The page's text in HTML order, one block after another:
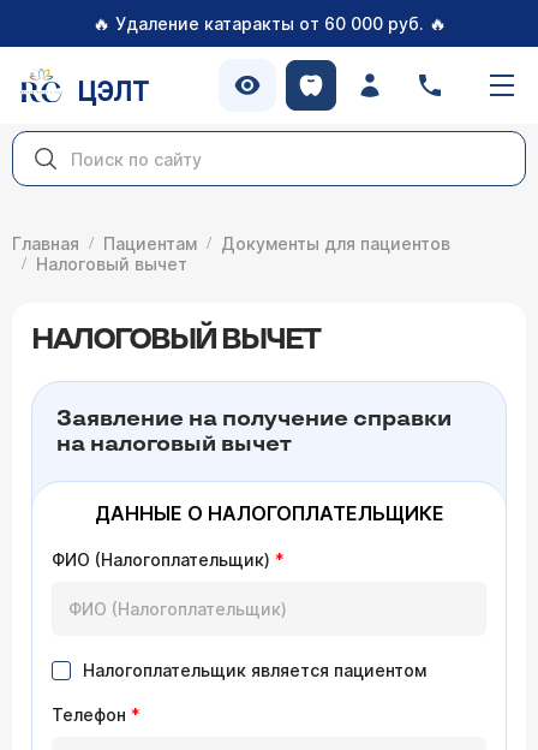
🔥 Удаление катаракты от 60 000 руб. 🔥
ЦЭЛТ
Главная Пациентам
Документы для пациентов
Налоговый вычет
НАЛОГОВЫЙ ВЫЧЕТ
Заявление на получение справки
на налоговый вычет
ДАННЫЕ О НАЛОГОПЛАТЕЛЬЩИКЕ
ФИО (Налогоплательщик) *
Налогоплательщик является пациентом
Телефон *